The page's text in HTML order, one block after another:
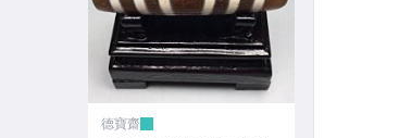
德寶齋